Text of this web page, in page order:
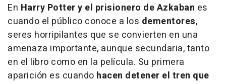
En Harry Potter y el prisionero de Azkaban es
cuando el público conoce a los dementores,
seres horripilantes que se convierten en una
amenaza importante, aunque secundaria, tanto
en el libro como en la película. Su primera
aparición es cuando hacen detener el tren que